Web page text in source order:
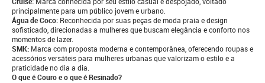
principalmente para um público jovem e urbano.
Água de Coco: Reconhecida por suas peças de moda praia e design
sofisticado, direcionadas a mulheres que buscam elegância e conforto nos
momentos de lazer.
SMK: Marca com proposta moderna e contemporânea, oferecendo roupas e
acessórios versáteis para mulheres urbanas que valorizam o estilo e a
praticidade no dia a dia.
O que é Couro e o que é Resinado?